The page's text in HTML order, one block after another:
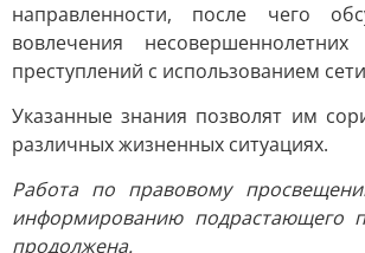
направленности, после чего
вовлечения
преступлений с использованием
Указанные знания позволят им
различных жизненных ситуациях.
Работа по правовому
информированию подрастающего
продолжена.